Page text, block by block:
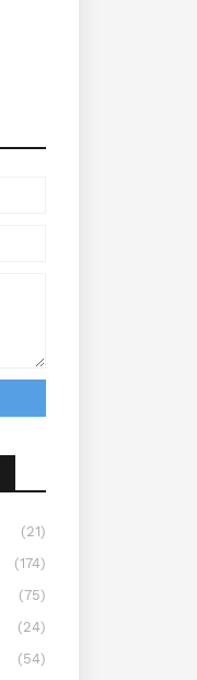
(21)
(174)
(75)
(24)
(54)